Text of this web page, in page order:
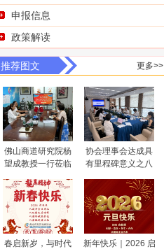
申报信息
政策解读
更多>>
推荐图文
佛山商道研究院杨
望成教授一行莅临
会调研指导
协会理事会达成具
有里程碑意义之八
春启新岁，与时代
新年快乐｜2026 启